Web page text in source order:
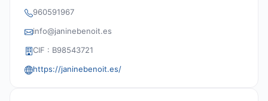
960591967
info@janinebenoit.es
CIF : B98543721
https://janinebenoit.es/